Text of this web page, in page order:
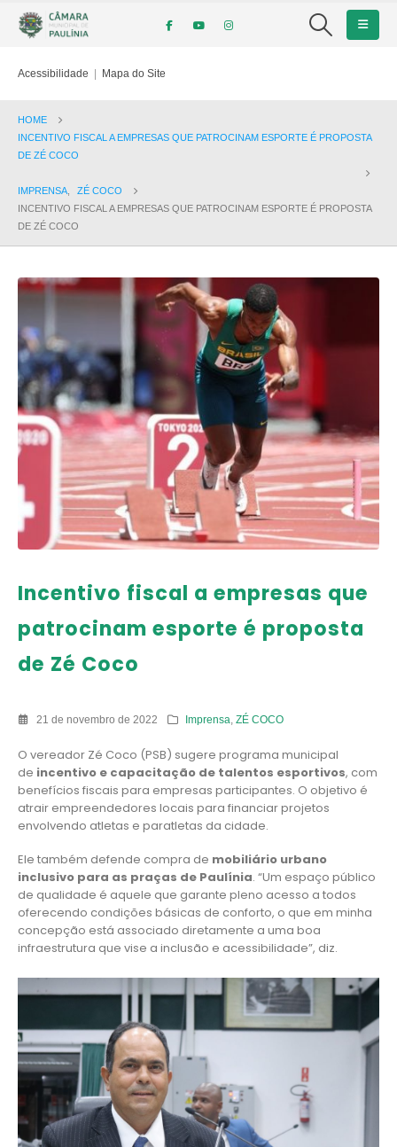
Acessibilidade | Mapa do Site
HOME
INCENTIVO FISCAL A EMPRESAS QUE PATROCINAM ESPORTE É PROPOSTA
DE ZÉ COCO
IMPRENSA
ZÉ COCO
INCENTIVO FISCAL A EMPRESAS QUE PATROCINAM ESPORTE É PROPOSTA
DE ZÉ COCO
Incentivo fiscal a empresas que
patrocinam esporte é proposta
de Zé Coco
21 de novembro de 2022 Imprensa ,ZÉ COCO
O vereador Zé Coco (PSB) sugere programa municipal
de incentivo e capacitação de talentos esportivos, com
benefícios fiscais para empresas participantes. O objetivo é
atrair empreendedores locais para financiar projetos
envolvendo atletas e paratletas da cidade.
Ele também defende compra de mobiliário urbano
inclusivo para as praças de Paulínia. “Um espaço público
de qualidade é aquele que garante pleno acesso a todos
oferecendo condições básicas de conforto, o que em minha
concepção está associado diretamente a uma boa
infraestrutura que vise a inclusão e acessibilidade”, diz.